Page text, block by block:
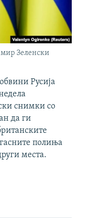
Зеленски
Русија
снимки со
да ги
полиња
места.